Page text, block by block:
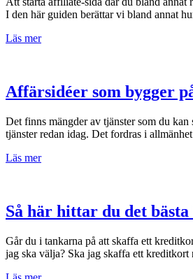
I den här guiden berättar vi bland annat
Läs mer
Affärsidéer som bygger
Det finns mängder av tjänster som du
tjänster redan idag. Det fordras i
Läs mer
Så här hittar du det
Går du i tankarna på att skaffa ett
jag ska välja? Ska jag skaffa ett